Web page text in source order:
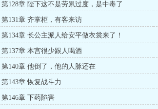
第128章 陛下这不是劳累过度，是中毒了
第131章 齐掌柜，有客来访
第134章 长公主派人给安平做衣裳来了！
第137章 本宫很少跟人喝酒
第140章 他倒了，他的人脉还在
第143章 恢复战斗力
第146章 下药陷害